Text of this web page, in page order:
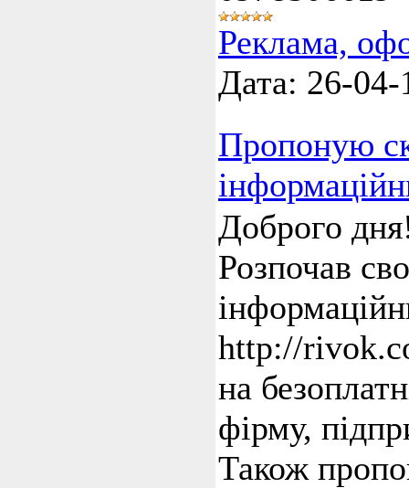
Реклама,
Дата: 26-04-
Пропоную
Доброго
Розпочав
http://
на
фірму,
Також